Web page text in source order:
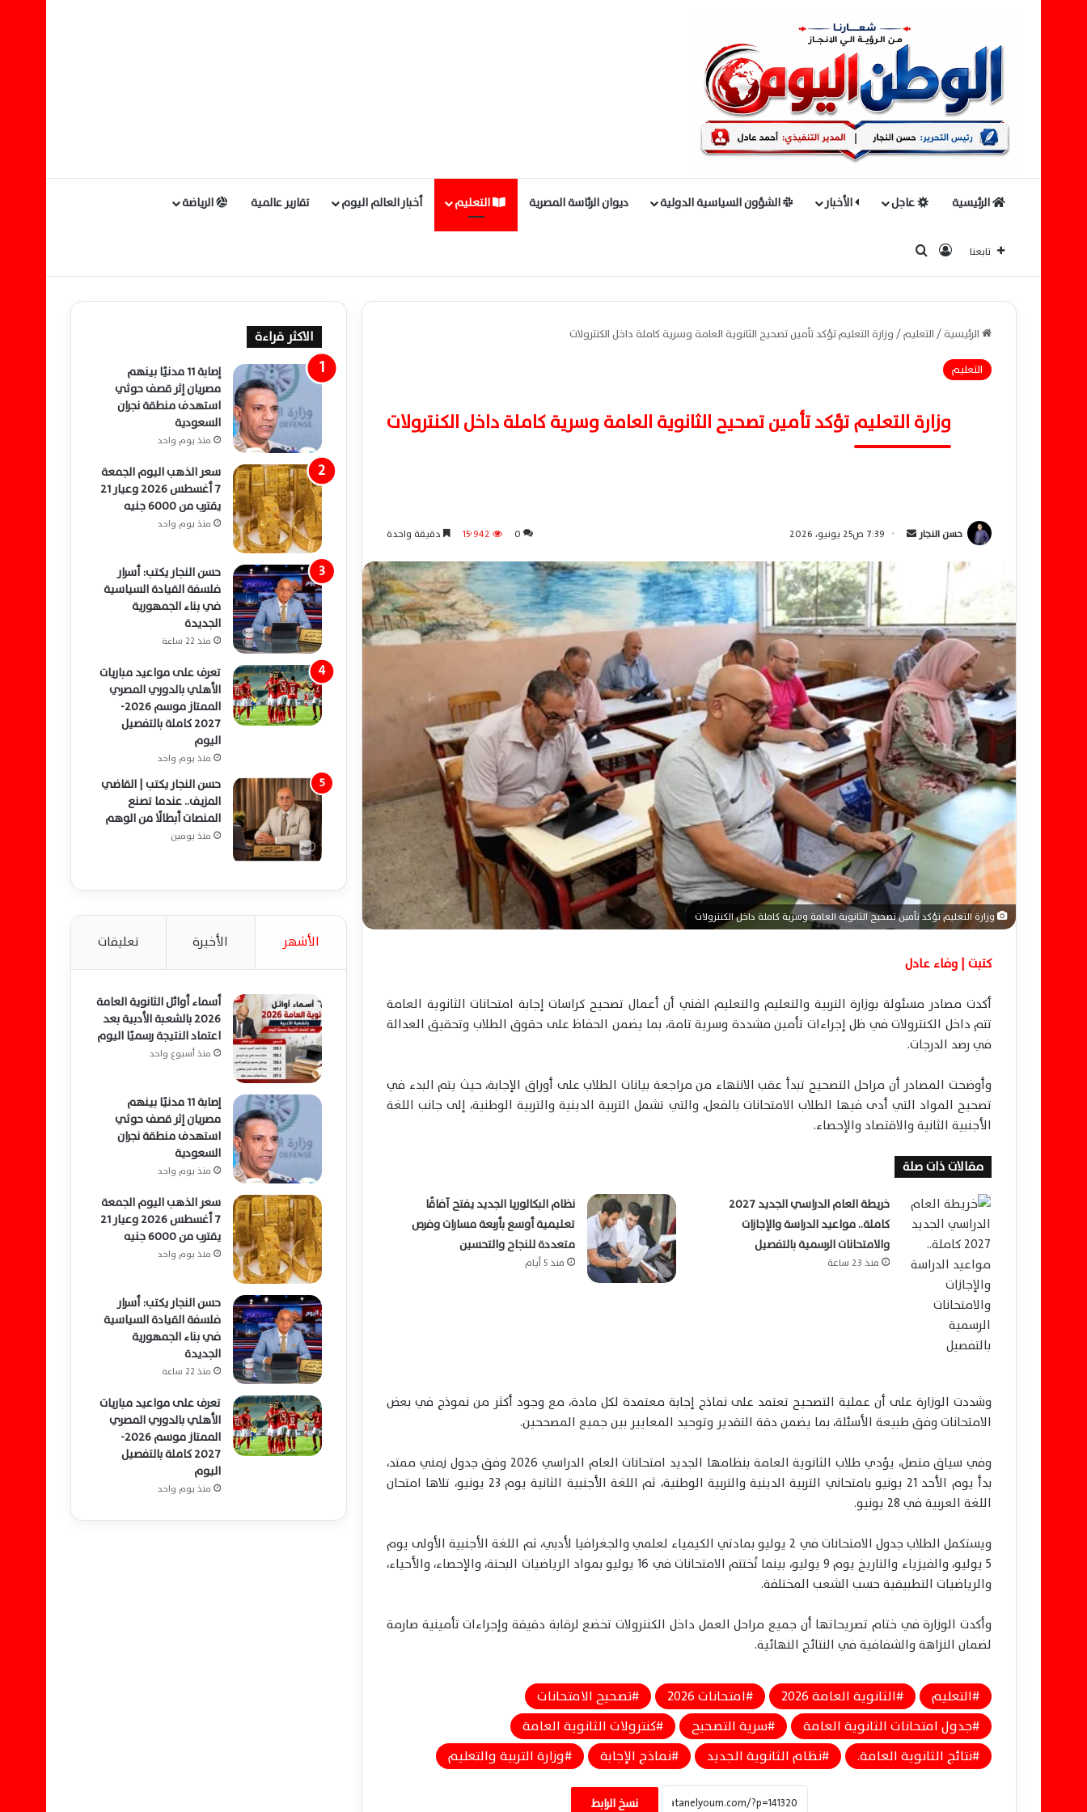
الرئيسية عاجل الأخبار الشؤون السياسية الدولية ديوان الرئاسة المصرية التعليم أخبار العالم اليوم تقارير عالمية الرياضة
تابعنا تسجيل الدخول
الرئيسية/التعليم/وزارة التعليم تؤكد تأمين تصحيح الثانوية العامة وسرية كاملة داخل الكنترولات
التعليم
وزارة التعليم تؤكد تأمين تصحيح الثانوية العامة وسرية كاملة داخل الكنترولات
حسن النجار
ر
ي
د
ا
إ
ل
ك
ت
ر
و
ن
ي
ا
7:39 ص25 يونيو، 2026 0 15٬942 دقيقة واحدة
وزارة التعليم تؤكد تأمين تصحيح الثانوية العامة وسرية كاملة داخل الكنترولات
كتبت | وفاء عادل
أكدت مصادر مسئولة بوزارة التربية والتعليم والتعليم الفني أن أعمال تصحيح كراسات إجابة امتحانات الثانوية العامة
تتم داخل الكنترولات في ظل إجراءات تأمين مشددة وسرية تامة، بما يضمن الحفاظ على حقوق الطلاب وتحقيق العدالة
في رصد الدرجات.
وأوضحت المصادر أن مراحل التصحيح تبدأ عقب الانتهاء من مراجعة بيانات الطلاب على أوراق الإجابة، حيث يتم البدء في
تصحيح المواد التي أدى فيها الطلاب الامتحانات بالفعل، والتي تشمل التربية الدينية والتربية الوطنية، إلى جانب اللغة
الأجنبية الثانية والاقتصاد والإحصاء.
مقالات ذات صلة
خريطة العام الدراسي الجديد 2027
كاملة.. مواعيد الدراسة والإجازات
والامتحانات الرسمية بالتفصيل
منذ 23 ساعة
نظام البكالوريا الجديد يفتح آفاقًا
تعليمية أوسع بأربعة مسارات وفرص
متعددة للنجاح والتحسين
منذ 5 أيام
وشددت الوزارة على أن عملية التصحيح تعتمد على نماذج إجابة معتمدة لكل مادة، مع وجود أكثر من نموذج في بعض
الامتحانات وفق طبيعة الأسئلة، بما يضمن دقة التقدير وتوحيد المعايير بين جميع المصححين.
وفي سياق متصل، يؤدي طلاب الثانوية العامة بنظامها الجديد امتحانات العام الدراسي 2026 وفق جدول زمني ممتد،
بدأ يوم الأحد 21 يونيو بامتحاني التربية الدينية والتربية الوطنية، ثم اللغة الأجنبية الثانية يوم 23 يونيو، تلاها امتحان
اللغة العربية في 28 يونيو.
ويستكمل الطلاب جدول الامتحانات في 2 يوليو بمادتي الكيمياء لعلمي والجغرافيا لأدبي، ثم اللغة الأجنبية الأولى يوم
5 يوليو، والفيزياء والتاريخ يوم 9 يوليو، بينما تُختتم الامتحانات في 16 يوليو بمواد الرياضيات البحتة، والإحصاء، والأحياء،
والرياضيات التطبيقية حسب الشعب المختلفة.
وأكدت الوزارة في ختام تصريحاتها أن جميع مراحل العمل داخل الكنترولات تخضع لرقابة دقيقة وإجراءات تأمينية صارمة
لضمان النزاهة والشفافية في النتائج النهائية.
التعليم الثانوية العامة 2026 امتحانات 2026
تصحيح الامتحانات
جدول امتحانات الثانوية العامة
سرية التصحيح
كنترولات الثانوية العامة
نتائج الثانوية العامة.
نظام الثانوية الجديد نماذج الإجابة وزارة التربية والتعليم
نسخ الرابط
رياضيات.. القائمة الرسمية الكاملة للأسماء
الاكثر قراءة
إصابة 11 مدنيًا بينهم
مصريان إثر قصف حوثي
استهدف منطقة نجران
السعودية
منذ يوم واحد
سعر الذهب اليوم الجمعة
7 أغسطس 2026 وعيار 21
يقترب من 6000 جنيه
منذ يوم واحد
حسن النجار يكتب: أسرار
فلسفة القيادة السياسية
في بناء الجمهورية
الجديدة
منذ 22 ساعة
تعرف على مواعيد مباريات
الأهلي بالدوري المصري
الممتاز موسم 2026-
2027 كاملة بالتفصيل
اليوم
منذ يوم واحد
حسن النجار يكتب | القاضي
المزيف.. عندما تصنع
المنصات أبطالًا من الوهم
منذ يومين
الأشهر الأخيرة تعليقات
أسماء أوائل الثانوية العامة
2026 بالشعبة الأدبية بعد
اعتماد النتيجة رسميًا اليوم
منذ أسبوع واحد
إصابة 11 مدنيًا بينهم
مصريان إثر قصف حوثي
استهدف منطقة نجران
السعودية
منذ يوم واحد
سعر الذهب اليوم الجمعة
7 أغسطس 2026 وعيار 21
يقترب من 6000 جنيه
منذ يوم واحد
حسن النجار يكتب: أسرار
فلسفة القيادة السياسية
في بناء الجمهورية
الجديدة
منذ 22 ساعة
تعرف على مواعيد مباريات
الأهلي بالدوري المصري
الممتاز موسم 2026-
2027 كاملة بالتفصيل
اليوم
منذ يوم واحد